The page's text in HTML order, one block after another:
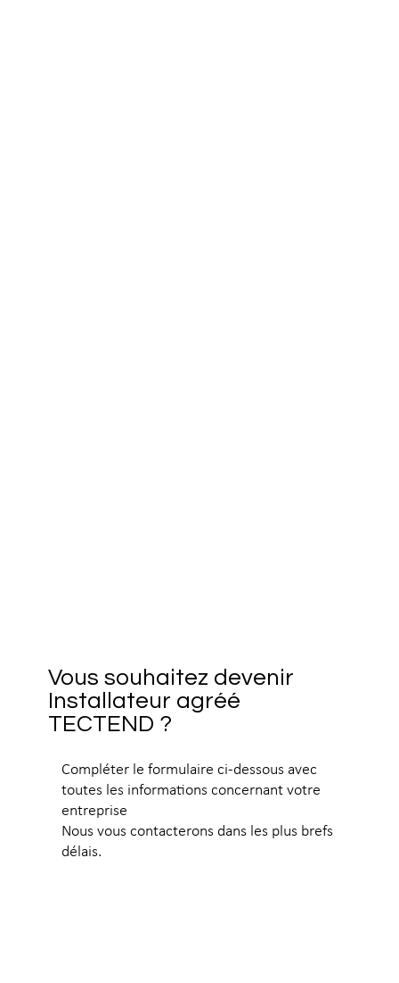
Vous souhaitez devenir
Installateur agréé
TECTEND ?
Compléter le formulaire ci-dessous avec
toutes les informations concernant votre
entreprise
Nous vous contacterons dans les plus brefs
délais.